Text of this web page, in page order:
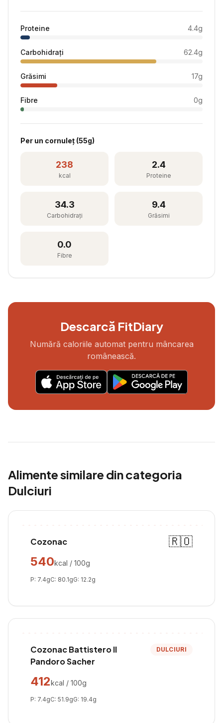
Proteine 4.4g
Carbohidrați 62.4g
Grăsimi 17g
Fibre 0g
Per un cornuleț (55g)
238
kcal
2.4
Proteine
34.3
Carbohidrați
9.4
Grăsimi
0.0
Fibre
Descarcă FitDiary
Numără caloriile automat pentru mâncarea
românească.
Alimente similare din categoria
Dulciuri
Cozonac
🇷🇴
540kcal / 100g
P: 7.4gC: 80.1gG: 12.2g
Cozonac Battistero Il
Pandoro Sacher
DULCIURI
412kcal / 100g
P: 7.4gC: 51.9gG: 19.4g